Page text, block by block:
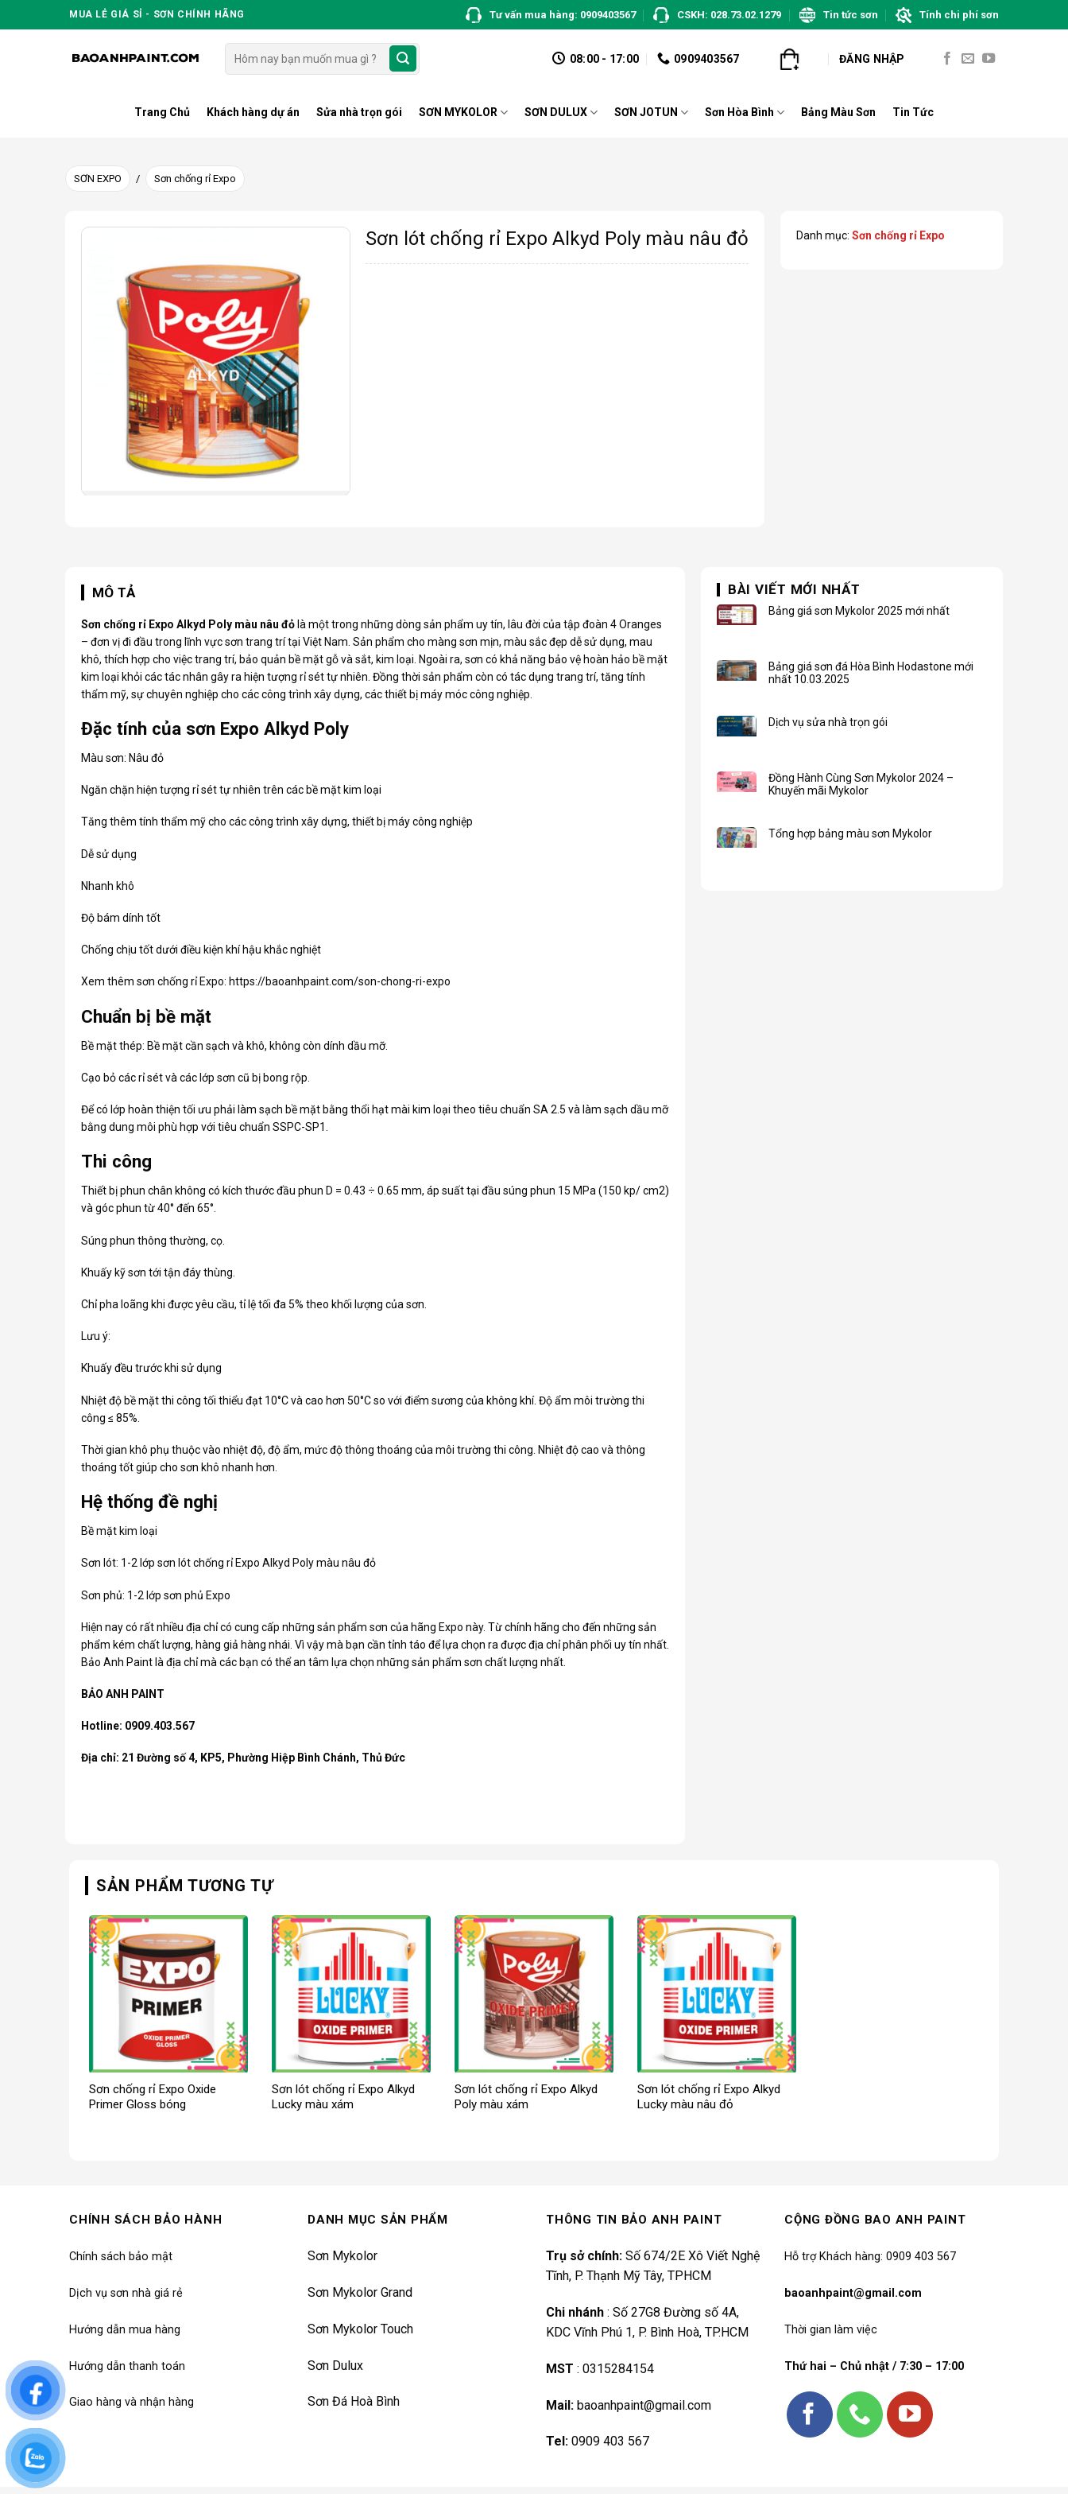
to
MUA LẺ GIÁ SỈ - SƠN CHÍNH HÃNG Tư vấn mua hàng: 0909403567 CSKH: 028.73.02.1279 Tin tức sơn Tính chi phí sơn
Tìm
kiếm:
08:00 - 17:00 0909403567 ĐĂNG NHẬP
Trang Chủ Khách hàng dự án Sửa nhà trọn gói SƠN MYKOLOR SƠN DULUX SƠN JOTUN Sơn Hòa Bình Bảng Màu Sơn Tin Tức
SƠN EXPO / Sơn chống rỉ Expo
Sơn lót chống rỉ Expo Alkyd Poly màu nâu đỏ Danh mục: Sơn chống rỉ Expo
MÔ TẢ
Sơn chống rỉ Expo Alkyd Poly màu nâu đỏ là một trong những dòng sản phẩm uy tín, lâu đời của tập đoàn 4 Oranges
– đơn vị đi đầu trong lĩnh vực sơn trang trí tại Việt Nam. Sản phẩm cho màng sơn mịn, màu sắc đẹp dễ sử dụng, mau
khô, thích hợp cho việc trang trí, bảo quản bề mặt gỗ và sắt, kim loại. Ngoài ra, sơn có khả năng bảo vệ hoàn hảo bề mặt
kim loại khỏi các tác nhân gây ra hiện tượng rỉ sét tự nhiên. Đồng thời sản phẩm còn có tác dụng trang trí, tăng tính
thẩm mỹ, sự chuyên nghiệp cho các công trình xây dựng, các thiết bị máy móc công nghiệp.
Đặc tính của sơn Expo Alkyd Poly
Màu sơn: Nâu đỏ
Ngăn chặn hiện tượng rỉ sét tự nhiên trên các bề mặt kim loại
Tăng thêm tính thẩm mỹ cho các công trình xây dựng, thiết bị máy công nghiệp
Dễ sử dụng
Nhanh khô
Độ bám dính tốt
Chống chịu tốt dưới điều kiện khí hậu khắc nghiệt
Xem thêm sơn chống rỉ Expo: https://baoanhpaint.com/son-chong-ri-expo
Chuẩn bị bề mặt
Bề mặt thép: Bề mặt cần sạch và khô, không còn dính dầu mỡ.
Cạo bỏ các rỉ sét và các lớp sơn cũ bị bong rộp.
Để có lớp hoàn thiện tối ưu phải làm sạch bề mặt bằng thổi hạt mài kim loại theo tiêu chuẩn SA 2.5 và làm sạch dầu mỡ
bằng dung môi phù hợp với tiêu chuẩn SSPC-SP1.
Thi công
Thiết bị phun chân không có kích thước đầu phun D = 0.43 ÷ 0.65 mm, áp suất tại đầu súng phun 15 MPa (150 kp/ cm2)
và góc phun từ 40° đến 65°.
Súng phun thông thường, cọ.
Khuấy kỹ sơn tới tận đáy thùng.
Chỉ pha loãng khi được yêu cầu, tỉ lệ tối đa 5% theo khối lượng của sơn.
Lưu ý:
Khuấy đều trước khi sử dụng
Nhiệt độ bề mặt thi công tối thiểu đạt 10°C và cao hơn 50°C so với điểm sương của không khí. Độ ẩm môi trường thi
công ≤ 85%.
Thời gian khô phụ thuộc vào nhiệt độ, độ ẩm, mức độ thông thoáng của môi trường thi công. Nhiệt độ cao và thông
thoáng tốt giúp cho sơn khô nhanh hơn.
Hệ thống đề nghị
Bề mặt kim loại
Sơn lót: 1-2 lớp sơn lót chống rỉ Expo Alkyd Poly màu nâu đỏ
Sơn phủ: 1-2 lớp sơn phủ Expo
Hiện nay có rất nhiều địa chỉ có cung cấp những sản phẩm sơn của hãng Expo này. Từ chính hãng cho đến những sản
phẩm kém chất lượng, hàng giả hàng nhái. Vì vậy mà bạn cần tỉnh táo để lựa chọn ra được địa chỉ phân phối uy tín nhất.
Bảo Anh Paint là địa chỉ mà các bạn có thể an tâm lựa chọn những sản phẩm sơn chất lượng nhất.
BẢO ANH PAINT
Hotline: 0909.403.567
Địa chỉ: 21 Đường số 4, KP5, Phường Hiệp Bình Chánh, Thủ Đức
BÀI VIẾT MỚI NHẤT
Bảng giá sơn Mykolor 2025 mới nhất
Bảng giá sơn đá Hòa Bình Hodastone mới
nhất 10.03.2025
Dịch vụ sửa nhà trọn gói
Đồng Hành Cùng Sơn Mykolor 2024 –
Khuyến mãi Mykolor
Tổng hợp bảng màu sơn Mykolor
SẢN PHẨM TƯƠNG TỰ
Sơn chống rỉ Expo Oxide
Primer Gloss bóng
Sơn lót chống rỉ Expo Alkyd
Lucky màu xám
Sơn lót chống rỉ Expo Alkyd
Poly màu xám
Sơn lót chống rỉ Expo Alkyd
Lucky màu nâu đỏ
CHÍNH SÁCH BẢO HÀNH
Chính sách bảo mật
Dịch vụ sơn nhà giá rẻ
Hướng dẫn mua hàng
Hướng dẫn thanh toán
Giao hàng và nhận hàng
DANH MỤC SẢN PHẨM
Sơn Mykolor
Sơn Mykolor Grand
Sơn Mykolor Touch
Sơn Dulux
Sơn Đá Hoà Bình
THÔNG TIN BẢO ANH PAINT
Trụ sở chính: Số 674/2E Xô Viết Nghệ
Tĩnh, P. Thạnh Mỹ Tây, TPHCM
Chi nhánh : Số 27G8 Đường số 4A,
KDC Vĩnh Phú 1, P. Bình Hoà, TP.HCM
MST : 0315284154
Mail: baoanhpaint@gmail.com
Tel: 0909 403 567
CỘNG ĐỒNG BAO ANH PAINT
Hỗ trợ Khách hàng: 0909 403 567
baoanhpaint@gmail.com
Thời gian làm việc
Thứ hai – Chủ nhật / 7:30 – 17:00